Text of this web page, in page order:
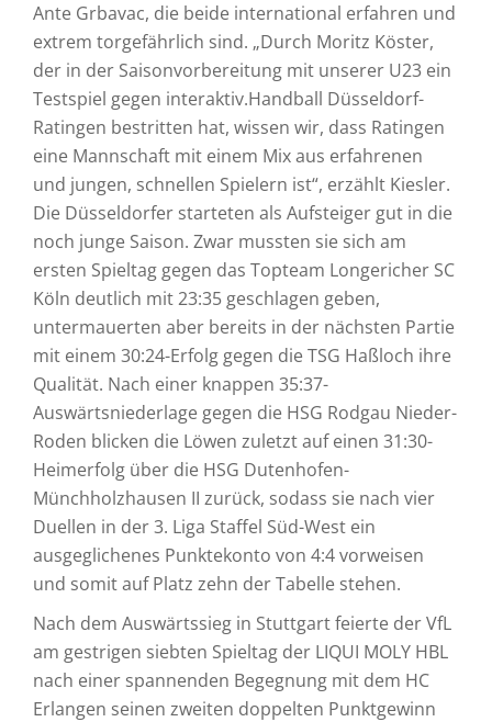
Ante Grbavac, die beide international erfahren und
extrem torgefährlich sind. „Durch Moritz Köster,
der in der Saisonvorbereitung mit unserer U23 ein
Testspiel gegen interaktiv.Handball Düsseldorf-
Ratingen bestritten hat, wissen wir, dass Ratingen
eine Mannschaft mit einem Mix aus erfahrenen
und jungen, schnellen Spielern ist“, erzählt Kiesler.
Die Düsseldorfer starteten als Aufsteiger gut in die
noch junge Saison. Zwar mussten sie sich am
ersten Spieltag gegen das Topteam Longericher SC
Köln deutlich mit 23:35 geschlagen geben,
untermauerten aber bereits in der nächsten Partie
mit einem 30:24-Erfolg gegen die TSG Haßloch ihre
Qualität. Nach einer knappen 35:37-
Auswärtsniederlage gegen die HSG Rodgau Nieder-
Roden blicken die Löwen zuletzt auf einen 31:30-
Heimerfolg über die HSG Dutenhofen-
Münchholzhausen II zurück, sodass sie nach vier
Duellen in der 3. Liga Staffel Süd-West ein
ausgeglichenes Punktekonto von 4:4 vorweisen
und somit auf Platz zehn der Tabelle stehen.
Nach dem Auswärtssieg in Stuttgart feierte der VfL
am gestrigen siebten Spieltag der LIQUI MOLY HBL
nach einer spannenden Begegnung mit dem HC
Erlangen seinen zweiten doppelten Punktgewinn